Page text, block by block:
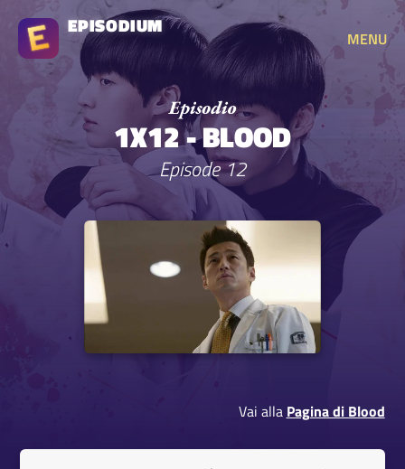
EPISODIUM
MENU
1X12 - BLOOD
Episode 12
Vai alla Pagina di Blood